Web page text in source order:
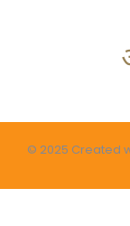
© 2025 Created